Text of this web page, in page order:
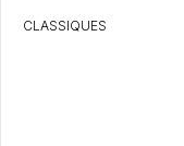
CLASSIQUES